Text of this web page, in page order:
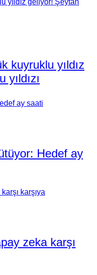
kuyruklu yıldız
Hedef ay
zeka karşı